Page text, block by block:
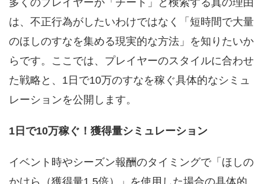
多くのプレイヤーが「チート」と検索する真の理由
は、不正行為がしたいわけではなく「短時間で大量
のほしのすなを集める現実的な方法」を知りたいか
らです。ここでは、プレイヤーのスタイルに合わせ
た戦略と、1日で10万のすなを稼ぐ具体的なシミュ
レーションを公開します。
1日で10万稼ぐ！獲得量シミュレーション
イベント時やシーズン報酬のタイミングで「ほしの